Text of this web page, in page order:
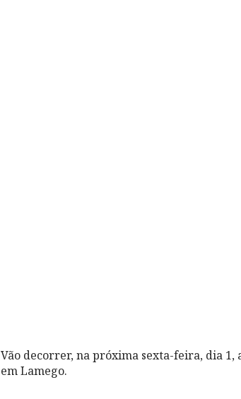
Vão decorrer, na próxima sexta-feira, dia 1,
em Lamego.